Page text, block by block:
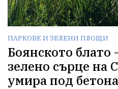
ПАРКОВЕ И ЗЕЛЕНИ ПЛОЩИ
Боянското блато
зелено сърце на
умира под бетона